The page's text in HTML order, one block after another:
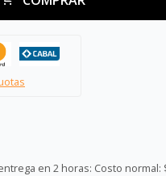
en 2 horas: Costo normal: